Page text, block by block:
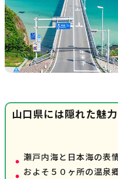
山口県には隠れた魅
瀬戸内海と日本海の表
およそ５０ヶ所の温泉